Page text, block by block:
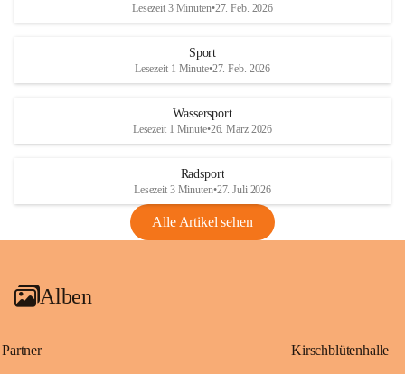
Maßnahmen zur Bekämpfung
Rebe und der Amerikanischen
Anhang VBl. EU Nr. 18
1 Seite•1,4 MB
VBl. EU Nr. 18_2026
Lesezeit 3 Minuten•27. Feb. 2026
Sport
Lesezeit 1 Minute•27. Feb. 2026
Wassersport
Lesezeit 1 Minute•26. März 2026
Radsport
Lesezeit 3 Minuten•27. Juli 2026
Alle Artikel sehen
Alben
Partner Kirschblütenhalle